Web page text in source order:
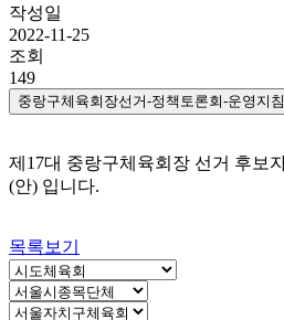
작성일
2022-11-25
조회
149
중랑구체육회장선거-정책토론회-운영지
제17대 중랑구체육회장 선거 후보
(안) 입니다.
목록보기